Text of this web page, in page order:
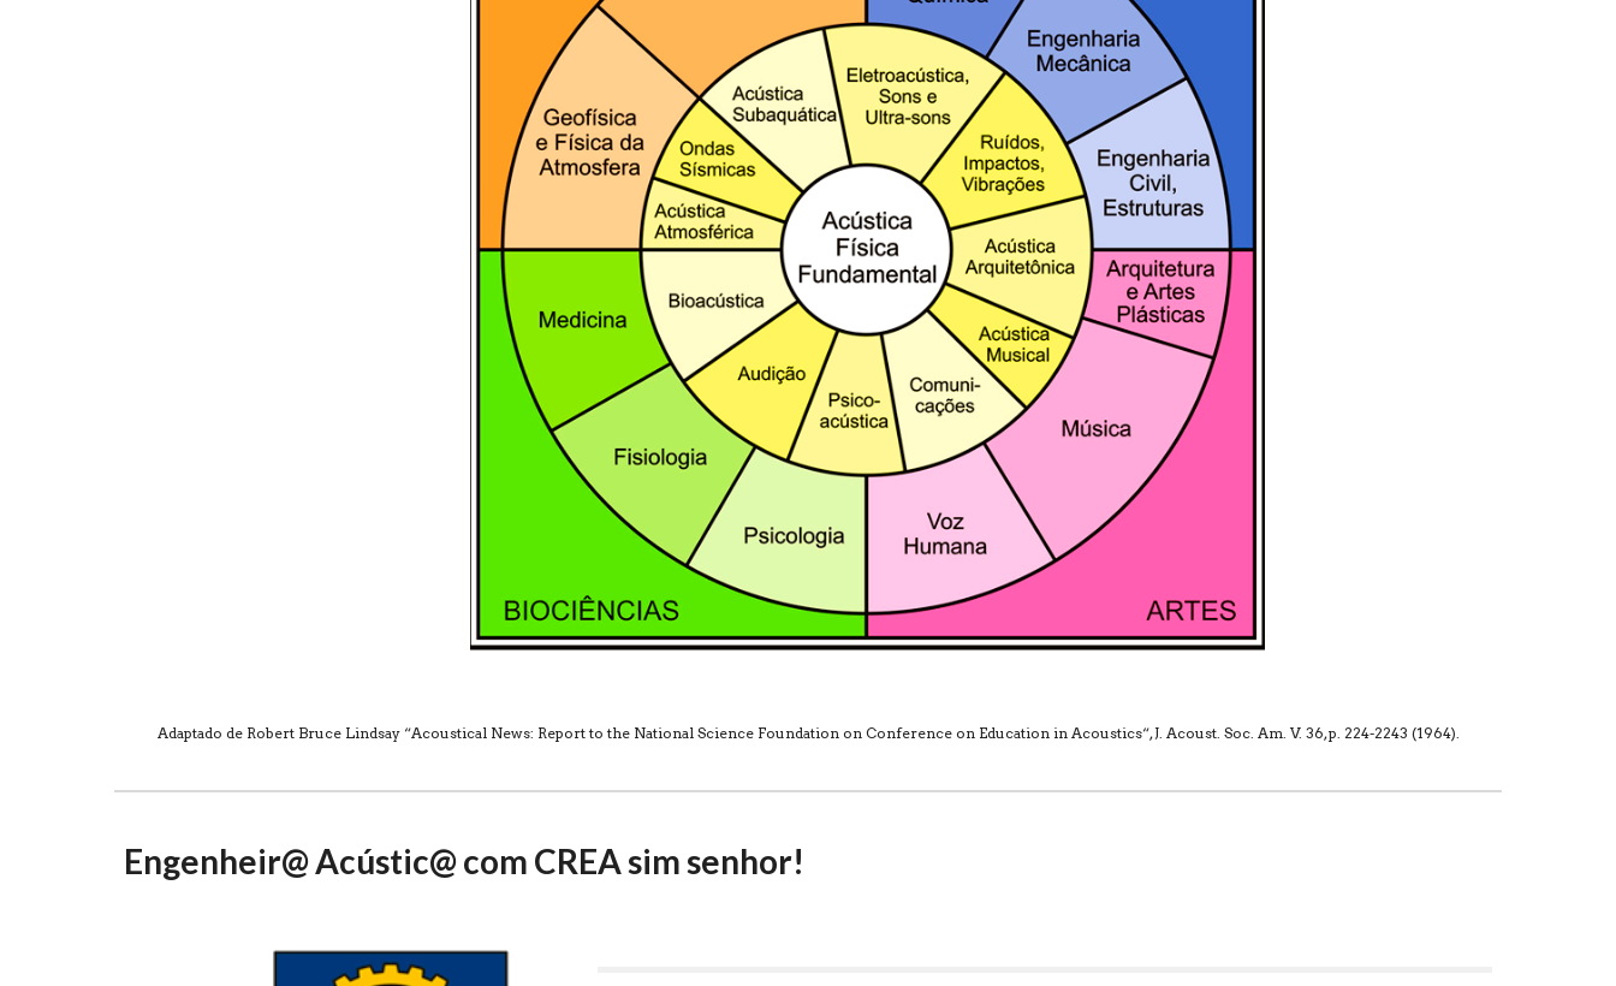
Adaptado de Robert Bruce Lindsay “Acoustical News: Report to the National Science Foundation on Conference on Education in Acoustics“, J. Acoust. Soc. Am. V. 36, p. 224-2243 (1964).
Engenheir@ Acústic@ com CREA sim senhor!